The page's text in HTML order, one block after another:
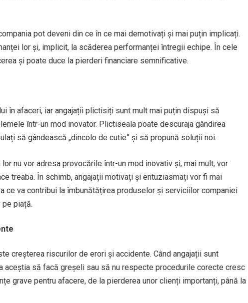
pot deveni din ce în ce mai demotivați și mai puțin implicați.
lor și, implicit, la scăderea performanței întregii echipe. În cele
și poate duce la pierderi financiare semnificative.
în afaceri, iar angajații plictisiți sunt mult mai puțin dispuși să
într-un mod inovator. Plictiseala poate descuraja gândirea
să gândească „dincolo de cutie” și să propună soluții noi.
nu vor adresa provocările într-un mod inovativ și, mai mult, vor
treaba. În schimb, angajații motivați și entuziasmați vor fi mai
ce va contribui la îmbunătățirea produselor și serviciilor companiei
pe piață.
creșterea riscurilor de erori și accidente. Când angajații sunt
aceștia să facă greșeli sau să nu respecte procedurile corecte cresc
grave pentru afacere, de la pierderea unor clienți importanți, până la